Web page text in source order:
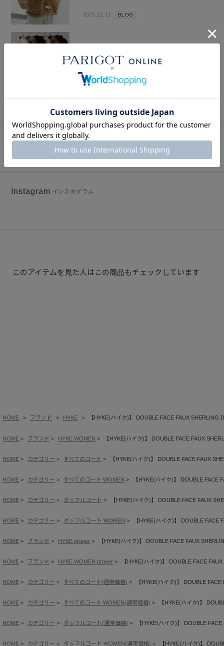
2025.12.11 BLOG
発売！】HYKE(ハイク) FW 2025
COLLECTION
2025.10.24 BLOG
SNAP 関連スナップ
Instagram インスタグラム
このアイテムを見た人はこの商品もチェックしています
HOME ブランド HYKE 【HYKE(ハイク)】 DOUBLE FACE FAUX SHERLING
HOME ブランド HYKE WOMEN 【HYKE(ハイク)】 DOUBLE FACE FAUX
HOME カテゴリー すべてのコート 【HYKE(ハイク)】 DOUBLE FACE FAUX
HOME カテゴリー すべてのコート WOMEN 【HYKE(ハイク)】 DOUBLE FACE
HOME カテゴリー ダッフルコート 【HYKE(ハイク)】 DOUBLE FACE FAUX
HOME カテゴリー ダッフルコート WOMEN 【HYKE(ハイク)】 DOUBLE FACE
HOME ブランド HYKE proper 【HYKE(ハイク)】 DOUBLE FACE FAUX
HOME ブランド HYKE WOMEN proper 【HYKE(ハイク)】 DOUBLE FACE
HOME カテゴリー すべてのコート(通常価格) 【HYKE(ハイク)】 DOUBLE
HOME カテゴリー すべてのコート WOMEN(通常価格) 【HYKE(ハイク)】
HOME カテゴリー ダッフルコート(通常価格) 【HYKE(ハイク)】 DOUBLE
HOME カテゴリー ダッフルコート WOMEN(通常価格) 【HYKE(ハイク)】